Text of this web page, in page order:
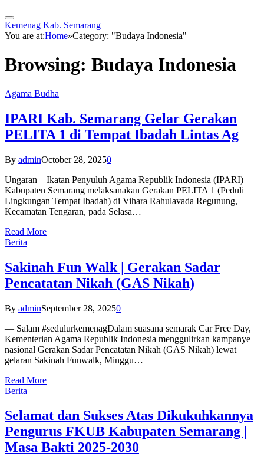
Kemenag Kab. Semarang
You are at:Home»Category: "Budaya Indonesia"
Browsing: Budaya Indonesia
Agama Budha
IPARI Kab. Semarang Gelar Gerakan
PELITA 1 di Tempat Ibadah Lintas Ag
By adminOctober 28, 20250
Ungaran – Ikatan Penyuluh Agama Republik Indonesia (IPARI)
Kabupaten Semarang melaksanakan Gerakan PELITA 1 (Peduli
Lingkungan Tempat Ibadah) di Vihara Rahulavada Regunung,
Kecamatan Tengaran, pada Selasa…
Read More
Berita
Sakinah Fun Walk | Gerakan Sadar
Pencatatan Nikah (GAS Nikah)
By adminSeptember 28, 20250
— Salam #sedulurkemenagDalam suasana semarak Car Free Day,
Kementerian Agama Republik Indonesia menggulirkan kampanye
nasional Gerakan Sadar Pencatatan Nikah (GAS Nikah) lewat
gelaran Sakinah Funwalk, Minggu…
Read More
Berita
Selamat dan Sukses Atas Dikukuhkannya
Pengurus FKUB Kabupaten Semarang |
Masa Bakti 2025-2030